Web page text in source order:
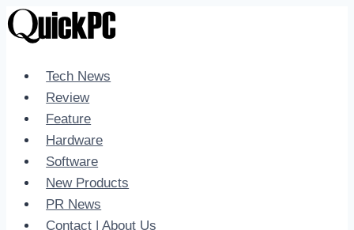
Skip
to
Tech News
Review
Feature
Hardware
Software
New Products
PR News
Contact | About Us